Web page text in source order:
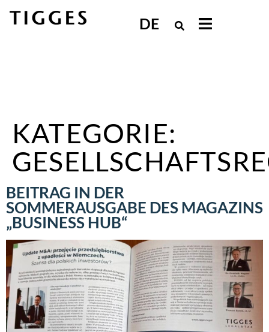
DE
KATEGORIE:
BEITRAG IN DER
SOMMERAUSGABE DES MAGAZINS
„BUSINESS HUB“